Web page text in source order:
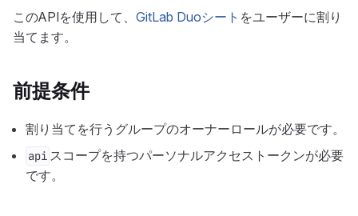
このAPIを使用して、 GitLab Duoシート をユーザーに割り
当てます。
前提条件
割り当てを行うグループのオーナーロールが必要です。
api スコープを持つパーソナルアクセストークンが必要
です。